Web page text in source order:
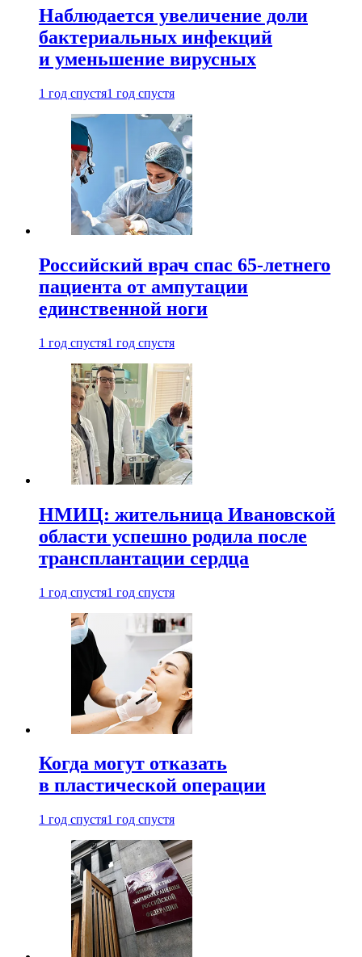
Наблюдается увеличение доли
бактериальных инфекций
и уменьшение вирусных
1 год спустя1 год спустя
Российский врач спас 65-летнего
пациента от ампутации
единственной ноги
1 год спустя1 год спустя
НМИЦ: жительница Ивановской
области успешно родила после
трансплантации сердца
1 год спустя1 год спустя
Когда могут отказать
в пластической операции
1 год спустя1 год спустя